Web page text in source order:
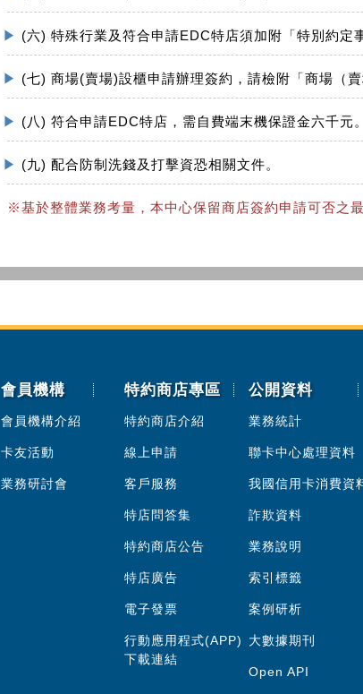
(六) 特殊行業及符合申請EDC特店須加附「特別約定
(七) 商場(賣場)設櫃申請辦理簽約，請檢附「商場（賣
(八) 符合申請EDC特店，需自費端末機保證金六千元。
(九) 配合防制洗錢及打擊資恐相關文件。
※基於整體業務考量，本中心保留商店簽約申請可否之最
會員機構
會員機構介紹
卡友活動
業務研討會
特約商店專區
特約商店介紹
線上申請
客戶服務
特店問答集
特約商店公告
特店廣告
電子發票
行動應用程式(APP)
下載連結
公開資料
業務統計
聯卡中心處理資料
我國信用卡消費資
詐欺資料
業務說明
索引標籤
案例研析
大數據期刊
Open API